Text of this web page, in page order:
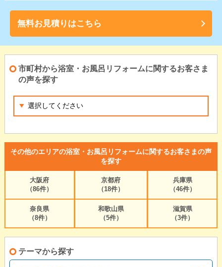
無料お見積りはこちら
市町村から浴室・お風呂リフォームに関するお客さま
の声を探す
その他のエリアの浴室・お風呂リフォームに関するお客さまの声
を探す
大阪府
（86件）
京都府
（18件）
兵庫県
（46件）
奈良県
（8件）
和歌山県
（5件）
滋賀県
（3件）
テーマから探す